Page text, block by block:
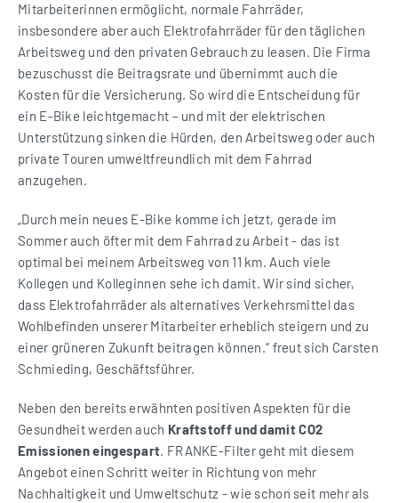
Mitarbeiterinnen ermöglicht, normale Fahrräder,
insbesondere aber auch Elektrofahrräder für den täglichen
Arbeitsweg und den privaten Gebrauch zu leasen. Die Firma
bezuschusst die Beitragsrate und übernimmt auch die
Kosten für die Versicherung. So wird die Entscheidung für
ein E-Bike leichtgemacht – und mit der elektrischen
Unterstützung sinken die Hürden, den Arbeitsweg oder auch
private Touren umweltfreundlich mit dem Fahrrad
anzugehen.
„Durch mein neues E-Bike komme ich jetzt, gerade im
Sommer auch öfter mit dem Fahrrad zu Arbeit - das ist
optimal bei meinem Arbeitsweg von 11 km. Auch viele
Kollegen und Kolleginnen sehe ich damit. Wir sind sicher,
dass Elektrofahrräder als alternatives Verkehrsmittel das
Wohlbefinden unserer Mitarbeiter erheblich steigern und zu
einer grüneren Zukunft beitragen können.“ freut sich Carsten
Schmieding, Geschäftsführer.
Neben den bereits erwähnten positiven Aspekten für die
Gesundheit werden auch Kraftstoff und damit CO2
Emissionen eingespart. FRANKE-Filter geht mit diesem
Angebot einen Schritt weiter in Richtung von mehr
Nachhaltigkeit und Umweltschutz - wie schon seit mehr als